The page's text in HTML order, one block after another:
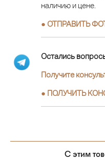
наличию и цене.
● ОТПРАВИТЬ
Остались
Получите
● ПОЛУЧИТЬ
С этим